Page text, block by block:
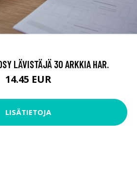
LÄVISTÄJÄ 30 ARKKIA HAR.
14.45 EUR
LISÄTIETOJA